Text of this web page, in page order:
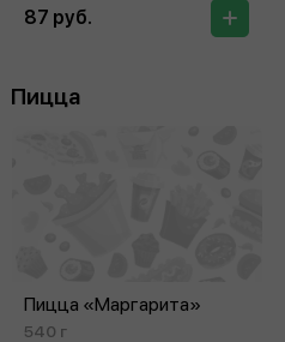
87 руб.
Пицца
Пицца «Маргарита»
540 г